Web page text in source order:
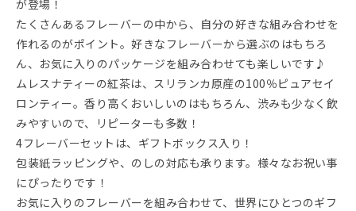
が登場！
たくさんあるフレーバーの中から、自分の好きな組み合わせを
作れるのがポイント。好きなフレーバーから選ぶのはもちろ
ん、お気に入りのパッケージを組み合わせても楽しいです♪
ムレスナティーの紅茶は、スリランカ原産の100％ピュアセイ
ロンティー。香り高くおいしいのはもちろん、渋みも少なく飲
みやすいので、リピーターも多数！
4フレーバーセットは、ギフトボックス入り！
包装紙ラッピングや、のしの対応も承ります。様々なお祝い事
にぴったりです！
お気に入りのフレーバーを組み合わせて、世界にひとつのギフ